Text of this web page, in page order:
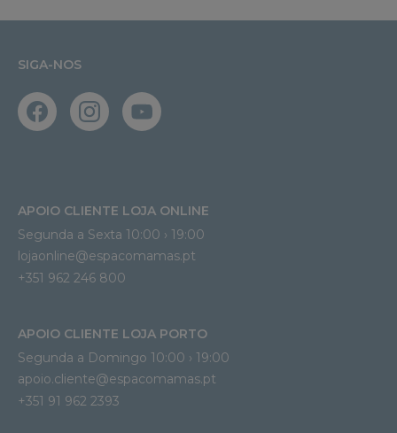
SIGA-NOS
APOIO CLIENTE LOJA ONLINE
Segunda a Sexta 10:00 › 19:00
lojaonline@espacomamas.pt
+351 962 246 800
APOIO CLIENTE LOJA PORTO
Segunda a Domingo 10:00 › 19:00
apoio.cliente@espacomamas.pt
+351 91 962 2393